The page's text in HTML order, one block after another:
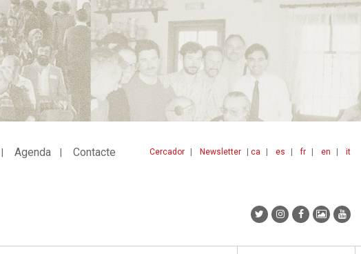
ca es fr en it
Cercador Newsletter
Agenda Contacte